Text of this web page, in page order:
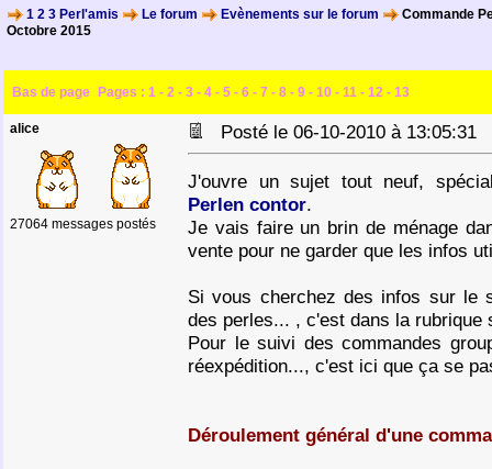
1 2 3 Perl'amis Le forum Evènements sur le forum
Commande
Octobre 2015
Bas de page Pages : 1 - 2 - 3 - 4 - 5 - 6 - 7 - 8 - 9 - 10 - 11 - 12 - 13
alice
27064 messages postés
Posté le 06-10-2010 à 13:05:31
J'ouvre un sujet tout neuf,
Perlen contor.
Je vais faire un brin de ménage
vente pour ne garder que les infos
Si vous cherchez des infos sur le
des perles... , c'est dans la
Pour le suivi des commandes
réexpédition..., c'est ici que ça se
Déroulement général d'une